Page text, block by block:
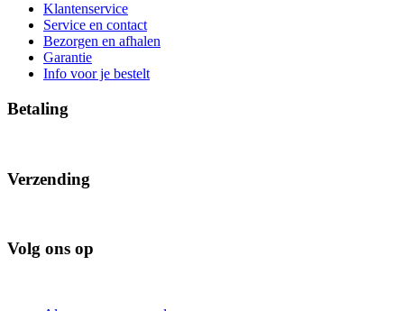
Klantenservice
Service en contact
Bezorgen en afhalen
Garantie
Info voor je bestelt
Betaling
Verzending
Volg ons op